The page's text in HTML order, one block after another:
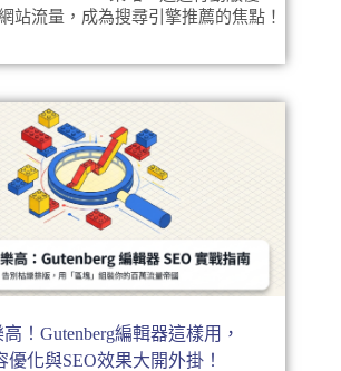
站流量，成為搜尋引擎推薦的焦點！
！Gutenberg編輯器這樣用，
優化與SEO效果大開外掛！